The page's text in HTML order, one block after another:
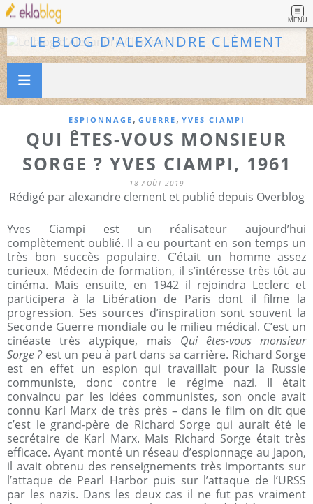
MENU
LE BLOG D'ALEXANDRE CLÉMENT
ESPIONNAGE , GUERRE , YVES CIAMPI
QUI ÊTES-VOUS MONSIEUR
SORGE ? YVES CIAMPI, 1961
18 AOÛT 2019
Rédigé par alexandre clement et publié depuis Overblog
Yves Ciampi est un réalisateur aujourd’hui
complètement oublié. Il a eu pourtant en son temps un
très bon succès populaire. C’était un homme assez
curieux. Médecin de formation, il s’intéresse très tôt au
cinéma. Mais ensuite, en 1942 il rejoindra Leclerc et
participera à la Libération de Paris dont il filme la
progression. Ses sources d’inspiration sont souvent la
Seconde Guerre mondiale ou le milieu médical. C’est un
cinéaste très atypique, mais Qui êtes-vous monsieur
Sorge ? est un peu à part dans sa carrière. Richard Sorge
est en effet un espion qui travaillait pour la Russie
communiste, donc contre le régime nazi. Il était
convaincu par les idées communistes, son oncle avait
connu Karl Marx de très près – dans le film on dit que
c’est le grand-père de Richard Sorge qui aurait été le
secrétaire de Karl Marx. Mais Richard Sorge était très
efficace. Ayant monté un réseau d’espionnage au Japon,
il avait obtenu des renseignements très importants sur
l’attaque de Pearl Harbor puis sur l’attaque de l’URSS
par les nazis. Dans les deux cas il ne fut pas vraiment